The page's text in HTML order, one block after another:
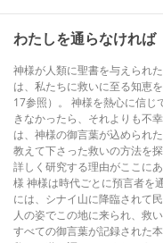
わたしを通らなければ
神様が人類に聖書を与えられ
は、私たちに救いに至る知恵
17参照）。 神様を熱心に信じ
きなかったら、それよりも不
は、神様の御言葉が込められ
教えて下さった救いの方法を
詳しく研究する理由がここに
様 神様は時代ごとに預言者を
には、シナイ山に降臨されて
人の姿でこの地に来られ、救
すべての御言葉が記録された